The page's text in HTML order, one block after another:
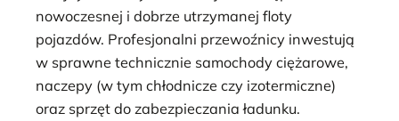
nowoczesnej i dobrze utrzymanej floty
pojazdów. Profesjonalni przewoźnicy inwestują
w sprawne technicznie samochody ciężarowe,
naczepy (w tym chłodnicze czy izotermiczne)
oraz sprzęt do zabezpieczania ładunku.